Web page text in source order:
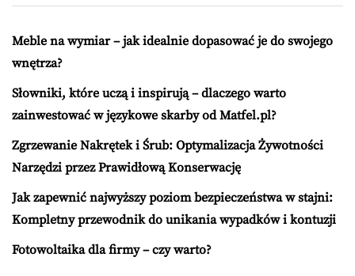
Meble na wymiar – jak idealnie dopasować je do swojego
wnętrza?
Słowniki, które uczą i inspirują – dlaczego warto
zainwestować w językowe skarby od Matfel.pl?
Zgrzewanie Nakrętek i Śrub: Optymalizacja Żywotności
Narzędzi przez Prawidłową Konserwację
Jak zapewnić najwyższy poziom bezpieczeństwa w stajni:
Kompletny przewodnik do unikania wypadków i kontuzji
Fotowoltaika dla firmy – czy warto?